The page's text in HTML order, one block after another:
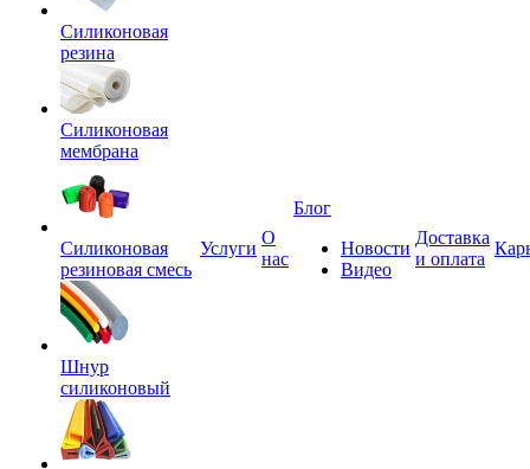
Силиконовая
резина
Силиконовая
мембрана
Силиконовая
резиновая смесь
Шнур
силиконовый
Услуги
О
нас
Блог
Новости
Видео
Доставка
и оплата